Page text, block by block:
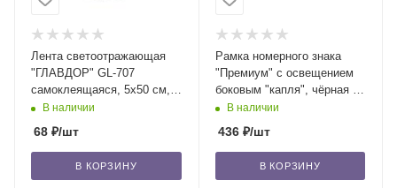
Лента светоотражающая
"ГЛАВДОР" GL-707
самоклеящаяся, 5х50 см,
белая /30
В наличии
68 ₽/шт
В КОРЗИНУ
Рамка номерного знака
"Премиум" с освещением
боковым "капля", чёрная (2)
/20В наличии
436₽/шт
В КОРЗИНУ